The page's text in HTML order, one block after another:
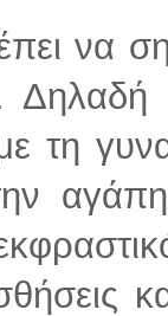
να
τη